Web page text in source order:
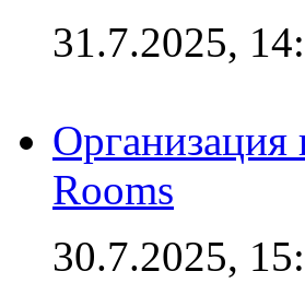
31.7.2025,
Организация
Rooms
30.7.2025,